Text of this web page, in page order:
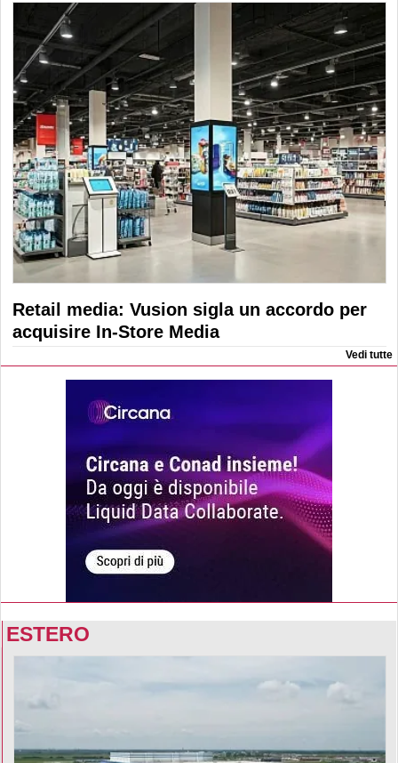
Retail media: Vusion sigla un accordo per
acquisire In-Store Media
Vedi tutte
ESTERO